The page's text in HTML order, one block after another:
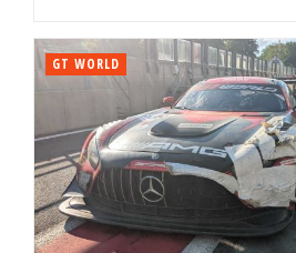
GT WORLD